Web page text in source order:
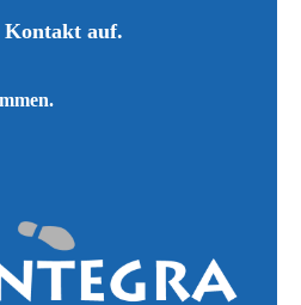
​​Kontakt auf.